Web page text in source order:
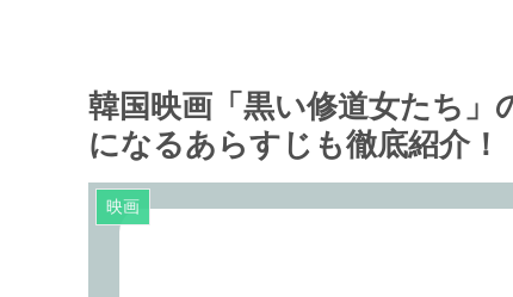
韓国映画「黒い修道女たち
になるあらすじも徹底紹介！
映画